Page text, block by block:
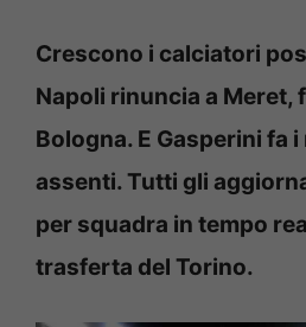
Crescono i calciatori
Napoli rinuncia a Meret,
Bologna. E Gasperini fa
assenti. Tutti gli
per squadra in tempo
trasferta del Torino.